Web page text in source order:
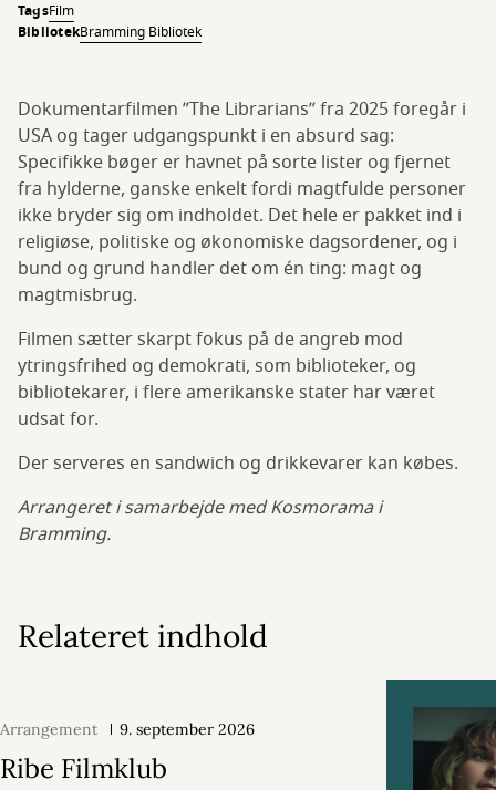
TagsFilm
BibliotekBramming Bibliotek
Dokumentarfilmen ”The Librarians” fra 2025 foregår i
USA og tager udgangspunkt i en absurd sag:
Specifikke bøger er havnet på sorte lister og fjernet
fra hylderne, ganske enkelt fordi magtfulde personer
ikke bryder sig om indholdet. Det hele er pakket ind i
religiøse, politiske og økonomiske dagsordener, og i
bund og grund handler det om én ting: magt og
magtmisbrug.
Filmen sætter skarpt fokus på de angreb mod
ytringsfrihed og demokrati, som biblioteker, og
bibliotekarer, i flere amerikanske stater har været
udsat for.
Der serveres en sandwich og drikkevarer kan købes.
Arrangeret i samarbejde med Kosmorama i
Bramming.
Relateret indhold
Arrangement 9. september 2026
Ribe Filmklub